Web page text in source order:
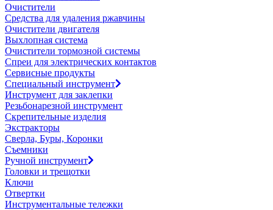
Очистители
Средства для удаления ржавчины
Очистители двигателя
Выхлопная система
Очистители тормозной системы
Спреи для электрических контактов
Сервисные продукты
Специальный инструмент
Инструмент для заклепки
Резьбонарезной инструмент
Скрепительные изделия
Экстракторы
Сверла, Буры, Коронки
Съемники
Ручной инструмент
Головки и трещотки
Ключи
Отвертки
Инструментальные тележки